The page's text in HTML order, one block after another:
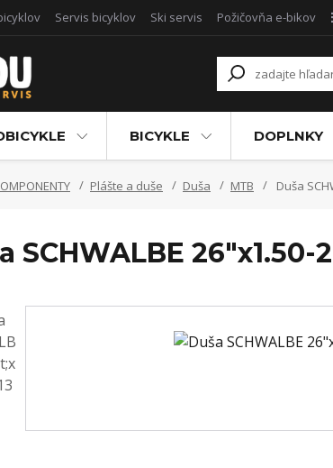
Servis bicyklov Ski servis Požičovňa e-bikov
BICYKLE DOPLNKY
Plášte a duše Duša MTB Duša
SCHWALBE 26"x1.50-